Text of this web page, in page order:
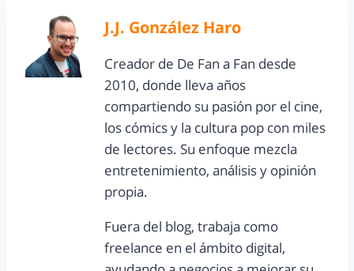
J.J. González Haro
Creador de De Fan a Fan desde
2010, donde lleva años
compartiendo su pasión por el cine,
los cómics y la cultura pop con miles
de lectores. Su enfoque mezcla
entretenimiento, análisis y opinión
propia.
Fuera del blog, trabaja como
freelance en el ámbito digital,